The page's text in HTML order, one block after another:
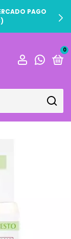
PAGO
0